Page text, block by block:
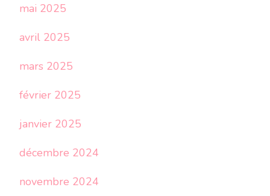
mai 2025
avril 2025
mars 2025
février 2025
janvier 2025
décembre 2024
novembre 2024